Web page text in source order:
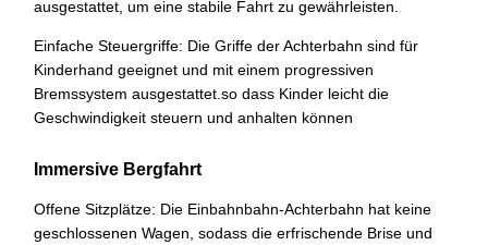
ausgestattet, um eine stabile Fahrt zu gewährleisten.
Einfache Steuergriffe: Die Griffe der Achterbahn sind für
Kinderhand geeignet und mit einem progressiven
Bremssystem ausgestattet.so dass Kinder leicht die
Geschwindigkeit steuern und anhalten können
Immersive Bergfahrt
Offene Sitzplätze: Die Einbahnbahn-Achterbahn hat keine
geschlossenen Wagen, sodass die erfrischende Brise und